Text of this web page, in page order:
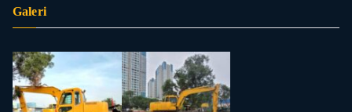
Galeri